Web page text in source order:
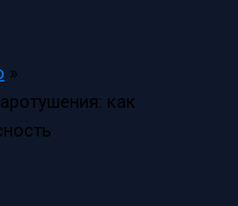
как